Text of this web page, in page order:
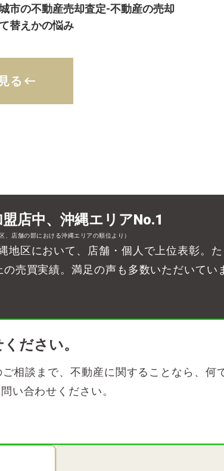
市の不動産売却査定-不動産の売却
替えかの悩み
る keyboard_backspace
店中、沖縄エリアNo.1
、店舗の部における沖縄エリアの順位より）
地区において、店舗・個人で上位表彰。
売買実績。満足の声も多数いただいてい
ださい。
相談まで、不動産に関することなら、何
い合わせください。